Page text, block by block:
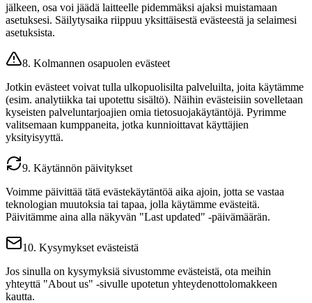
jälkeen, osa voi jäädä laitteelle pidemmäksi ajaksi muistamaan
asetuksesi. Säilytysaika riippuu yksittäisestä evästeestä ja selaimesi
asetuksista.
8. Kolmannen osapuolen evästeet
Jotkin evästeet voivat tulla ulkopuolisilta palveluilta, joita käytämme
(esim. analytiikka tai upotettu sisältö). Näihin evästeisiin sovelletaan
kyseisten palveluntarjoajien omia tietosuojakäytäntöjä. Pyrimme
valitsemaan kumppaneita, jotka kunnioittavat käyttäjien
yksityisyyttä.
9. Käytännön päivitykset
Voimme päivittää tätä evästekäytäntöä aika ajoin, jotta se vastaa
teknologian muutoksia tai tapaa, jolla käytämme evästeitä.
Päivitämme aina alla näkyvän "Last updated" ‑päivämäärän.
10. Kysymykset evästeistä
Jos sinulla on kysymyksiä sivustomme evästeistä, ota meihin
yhteyttä "About us" ‑sivulle upotetun yhteydenottolomakkeen
kautta.